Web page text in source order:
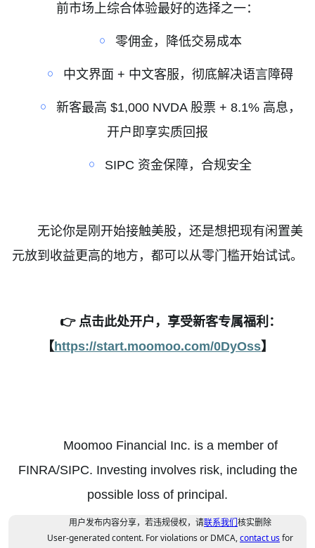
前市场上综合体验最好的选择之一：
￮ 零佣金，降低交易成本
￮ 中文界面 + 中文客服，彻底解决语言障碍
￮ 新客最高 $1,000 NVDA 股票 + 8.1% 高息，
开户即享实质回报
￮ SIPC 资金保障，合规安全
无论你是刚开始接触美股，还是想把现有闲置美
元放到收益更高的地方，都可以从零门槛开始试试。
👉 点击此处开户，享受新客专属福利：
【https://start.moomoo.com/0DyOss】
MoomooFinancial Inc. is a member of
FINRA/SIPC. Investing involves risk, including the
possible loss of principal.
用户发布内容分享，若违规侵权，请联系我们核实删除
User-generated content. For violations or DMCA,contact usfor